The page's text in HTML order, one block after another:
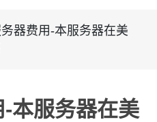
器费用-本服务器在美
本服务器在美